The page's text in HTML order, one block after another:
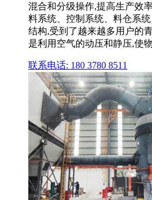
混合和分级操作,提高生产效
料系统、控制系统、料仓系
结构,受到了越来越多用户的
是利用空气的动压和静压,使
联系电话: 180 3780 8511